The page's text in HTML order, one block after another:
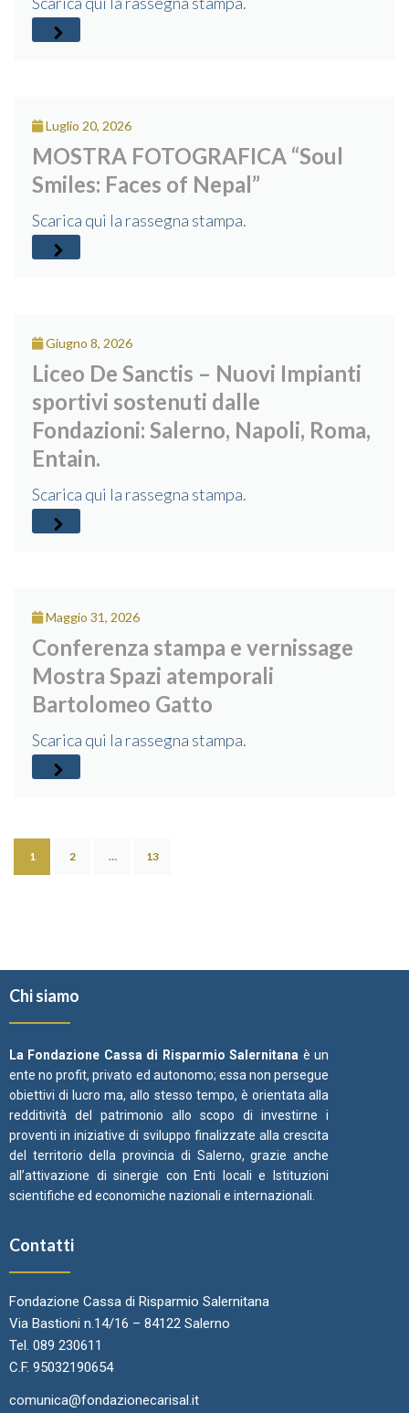
Luglio 20, 2026
MOSTRA FOTOGRAFICA “Soul
Smiles: Faces of Nepal”
Scarica qui la rassegna stampa.
Giugno 8, 2026
Liceo De Sanctis – Nuovi Impianti
sportivi sostenuti dalle
Fondazioni: Salerno, Napoli, Roma,
Entain.
Scarica qui la rassegna stampa.
Maggio 31, 2026
Conferenza stampa e vernissage
Mostra Spazi atemporali
Bartolomeo Gatto
Scarica qui la rassegna stampa.
1 2 … 13
Chi siamo
La Fondazione Cassa di Risparmio Salernitana è un
ente no profit, privato ed autonomo; essa non persegue
obiettivi di lucro ma, allo stesso tempo, è orientata alla
redditività del patrimonio allo scopo di investirne i
proventi in iniziative di sviluppo finalizzate alla crescita
del territorio della provincia di Salerno, grazie anche
all’attivazione di sinergie con Enti locali e Istituzioni
scientifiche ed economiche nazionali e internazionali.
Contatti
Fondazione Cassa di Risparmio Salernitana
Via Bastioni n.14/16 – 84122 Salerno
Tel. 089 230611
C.F. 95032190654
comunica@fondazionecarisal.it